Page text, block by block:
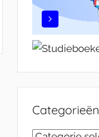
Categorieën